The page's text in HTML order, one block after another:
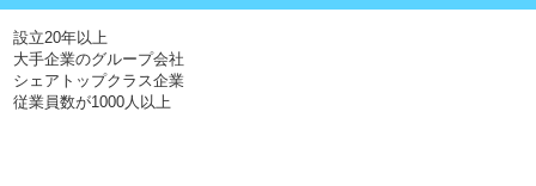
設立20年以上
大手企業のグループ会社
シェアトップクラス企業
従業員数が1000人以上